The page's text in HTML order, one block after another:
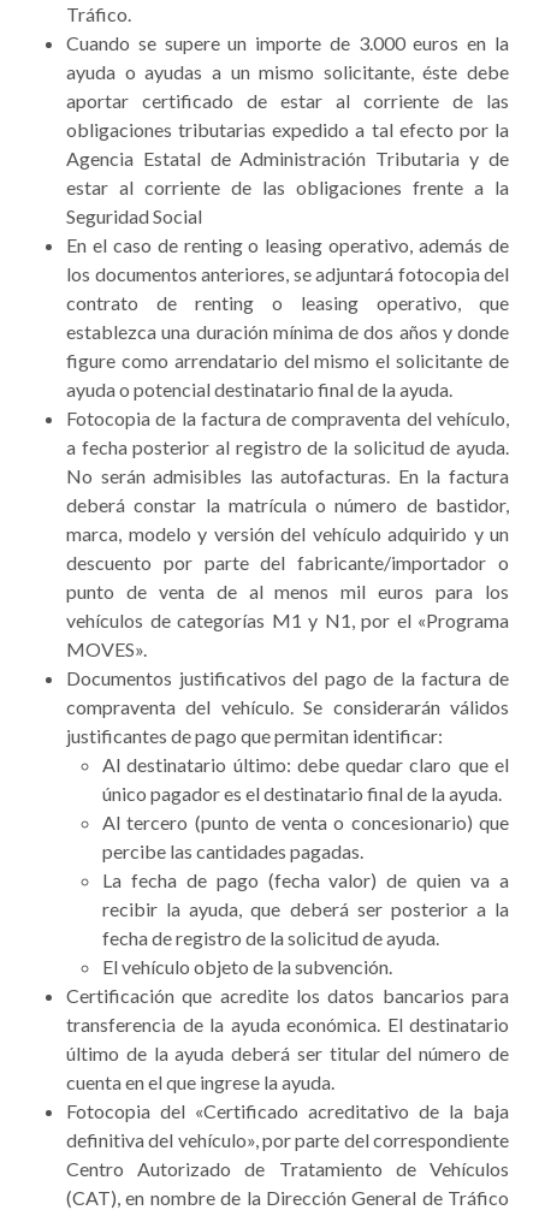
Tráfico.
Cuando se supere un importe de 3.000 euros en la
ayuda o ayudas a un mismo solicitante, éste debe
aportar certificado de estar al corriente de las
obligaciones tributarias expedido a tal efecto por la
Agencia Estatal de Administración Tributaria y de
estar al corriente de las obligaciones frente a la
Seguridad Social
En el caso de renting o leasing operativo, además de
los documentos anteriores, se adjuntará fotocopia del
contrato de renting o leasing operativo, que
establezca una duración mínima de dos años y donde
figure como arrendatario del mismo el solicitante de
ayuda o potencial destinatario final de la ayuda.
Fotocopia de la factura de compraventa del vehículo,
a fecha posterior al registro de la solicitud de ayuda.
No serán admisibles las autofacturas. En la factura
deberá constar la matrícula o número de bastidor,
marca, modelo y versión del vehículo adquirido y un
descuento por parte del fabricante/importador o
punto de venta de al menos mil euros para los
vehículos de categorías M1 y N1, por el «Programa
MOVES».
Documentos justificativos del pago de la factura de
compraventa del vehículo. Se considerarán válidos
justificantes de pago que permitan identificar:
Al destinatario último: debe quedar claro que el
único pagador es el destinatario final de la ayuda.
Al tercero (punto de venta o concesionario) que
percibe las cantidades pagadas.
La fecha de pago (fecha valor) de quien va a
recibir la ayuda, que deberá ser posterior a la
fecha de registro de la solicitud de ayuda.
El vehículo objeto de la subvención.
Certificación que acredite los datos bancarios para
transferencia de la ayuda económica. El destinatario
último de la ayuda deberá ser titular del número de
cuenta en el que ingrese la ayuda.
Fotocopia del «Certificado acreditativo de la baja
definitiva del vehículo», por parte del correspondiente
Centro Autorizado de Tratamiento de Vehículos
(CAT), en nombre de la Dirección General de Tráfico